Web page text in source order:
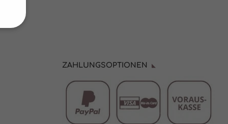
ZAHLUNGSOPTIONEN